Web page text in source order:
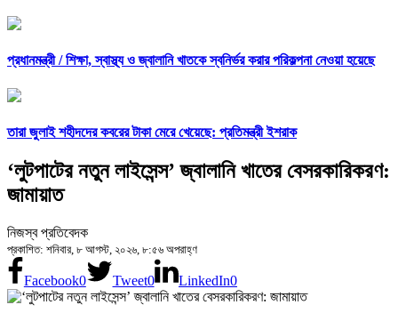
প্রধানমন্ত্রী /শিক্ষা, স্বাস্থ্য ও জ্বালানি খাতকে স্বনির্ভর করার পরিকল্পনা নেওয়া হয়েছে
তারা জুলাই শহীদদের কবরের টাকা মেরে খেয়েছে: প্রতিমন্ত্রী ইশরাক
‘লুটপাটের নতুন লাইসেন্স’ জ্বালানি খাতের বেসরকারিকরণ:
জামায়াত
নিজস্ব প্রতিবেদক
প্রকাশিত: শনিবার, ৮ আগস্ট, ২০২৬, ৮:৫৬ অপরাহ্ণ
Facebook0 Tweet0 LinkedIn0